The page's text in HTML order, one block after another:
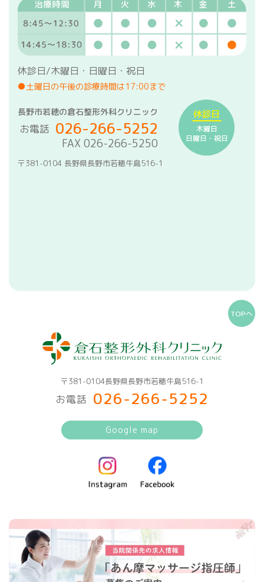
休診日/木曜日・日曜日・祝日
●土曜日の午後の診療時間は17:00まで
長野市若穂の倉石整形外科クリニック
お電話 026-266-5252
FAX 026-266-5250
〒381-0104 長野県長野市若穂牛島516-1
休診日
木曜日
日曜日・祝日
TOPへ
〒381-0104長野県長野市若穂牛島516-1
お電話 026-266-5252
Google map